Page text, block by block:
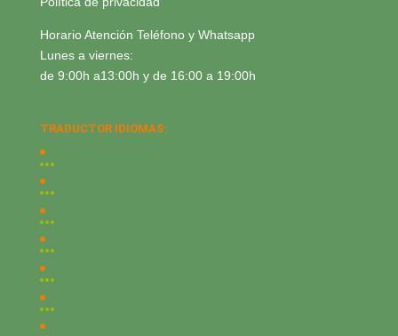
Horario Atención Teléfono y Whatsapp
Lunes a viernes:
de 9:00h a13:00h y de 16:00 a 19:00h
TRADUCTOR IDIOMAS: